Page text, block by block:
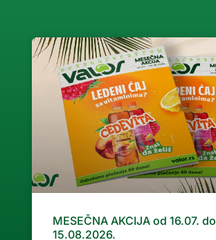
MESEČNA AKCIJA od 16.07. do
15.08.2026.